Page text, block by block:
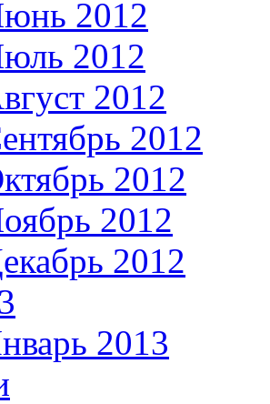
2012
2012
2012
2012
2012
2012
2012
2013